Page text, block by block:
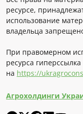
ресурсе,
использование
владельца
При правомерном
ресурса гиперссылка
на https://
Агрохолдинги